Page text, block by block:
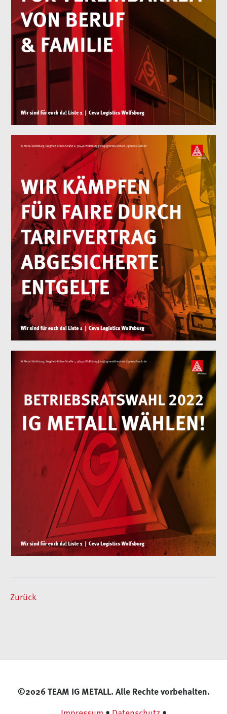
Zurück
©2026 TEAM IG METALL. Alle Rechte vorbehalten.